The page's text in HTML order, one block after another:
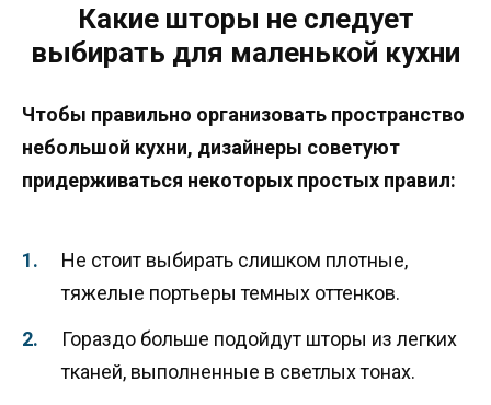
Какие шторы не следует
выбирать для маленькой кухни
Чтобы правильно организовать пространство
небольшой кухни, дизайнеры советуют
придерживаться некоторых простых правил:
Не стоит выбирать слишком плотные,
тяжелые портьеры темных оттенков.
Гораздо больше подойдут шторы из легких
тканей, выполненные в светлых тонах.